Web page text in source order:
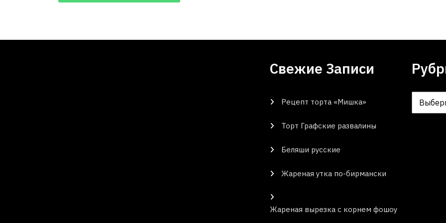
Свежие Записи
Рецепт торта «Мишка»
Торт Графские развалины
Беляши русские
Жареная утка по-бирмански
Жареная вырезка с корнем фошоу
Рубрики